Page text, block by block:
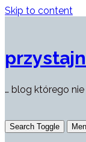
Skip to content
… blog którego
Search Toggle